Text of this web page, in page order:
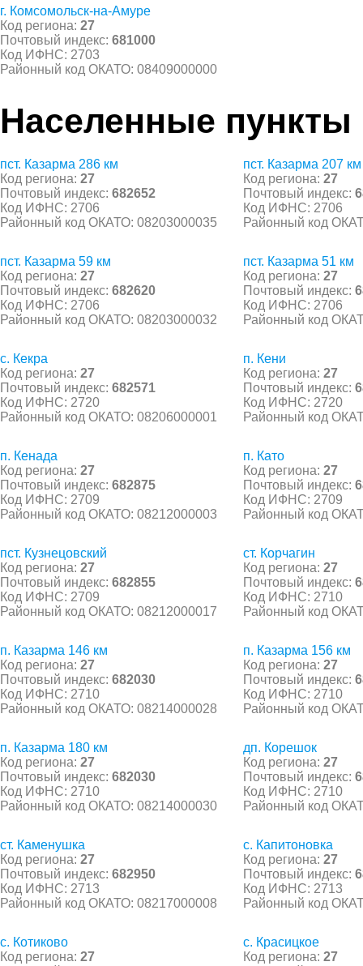
г. Комсомольск-на-Амуре
Код региона: 27
Почтовый индекс: 681000
Код ИФНС: 2703
Районный код ОКАТО: 08409000000
Населенные пункты
пст. Казарма 286 км
Код региона: 27
Почтовый индекс: 682652
Код ИФНС: 2706
Районный код ОКАТО: 08203000035
пст. Казарма 207 км
Код региона: 27
Почтовый индекс:
Код ИФНС: 2706
Районный код
пст. Казарма 59 км
Код региона: 27
Почтовый индекс: 682620
Код ИФНС: 2706
Районный код ОКАТО: 08203000032
пст. Казарма 51 км
Код региона: 27
Почтовый индекс:
Код ИФНС: 2706
Районный код
с. Кекра
Код региона: 27
Почтовый индекс: 682571
Код ИФНС: 2720
Районный код ОКАТО: 08206000001
п. Кени
Код региона: 27
Почтовый индекс:
Код ИФНС: 2720
Районный код
п. Кенада
Код региона: 27
Почтовый индекс: 682875
Код ИФНС: 2709
Районный код ОКАТО: 08212000003
п. Като
Код региона: 27
Почтовый индекс:
Код ИФНС: 2709
Районный код
пст. Кузнецовский
Код региона: 27
Почтовый индекс: 682855
Код ИФНС: 2709
Районный код ОКАТО: 08212000017
ст. Корчагин
Код региона: 27
Почтовый индекс:
Код ИФНС: 2710
Районный код
п. Казарма 146 км
Код региона: 27
Почтовый индекс: 682030
Код ИФНС: 2710
Районный код ОКАТО: 08214000028
п. Казарма 156 км
Код региона: 27
Почтовый индекс:
Код ИФНС: 2710
Районный код
п. Казарма 180 км
Код региона: 27
Почтовый индекс: 682030
Код ИФНС: 2710
Районный код ОКАТО: 08214000030
дп. Корешок
Код региона: 27
Почтовый индекс:
Код ИФНС: 2710
Районный код
ст. Каменушка
Код региона: 27
Почтовый индекс: 682950
Код ИФНС: 2713
Районный код ОКАТО: 08217000008
с. Капитоновка
Код региона: 27
Почтовый индекс:
Код ИФНС: 2713
Районный код
с. Котиково
Код региона: 27
с. Красицкое
Код региона: 27